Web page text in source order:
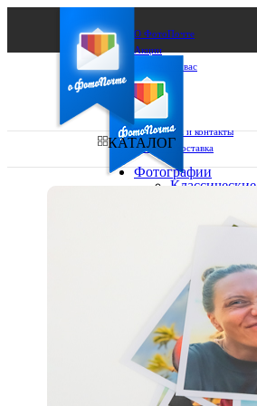
О ФотоПочте
Акции
Сделаем за вас
Бизнесу
FAQ
Франшиза
Поддержка и контакты
Оплата и доставка
Выберите из списка:
КАТАЛОГ
Фотографии
Классические
10х15
15х15
15х20
20х20
20х30
30х30
30х40
Фото
в